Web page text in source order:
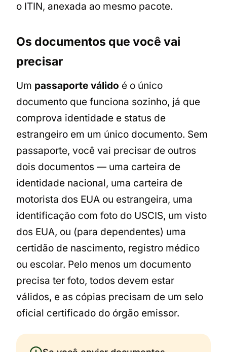
o ITIN, anexada ao mesmo pacote.
Os documentos que você vai
precisar
Um passaporte válido é o único
documento que funciona sozinho, já que
comprova identidade e status de
estrangeiro em um único documento. Sem
passaporte, você vai precisar de outros
dois documentos — uma carteira de
identidade nacional, uma carteira de
motorista dos EUA ou estrangeira, uma
identificação com foto do USCIS, um visto
dos EUA, ou (para dependentes) uma
certidão de nascimento, registro médico
ou escolar. Pelo menos um documento
precisa ter foto, todos devem estar
válidos, e as cópias precisam de um selo
oficial certificado do órgão emissor.